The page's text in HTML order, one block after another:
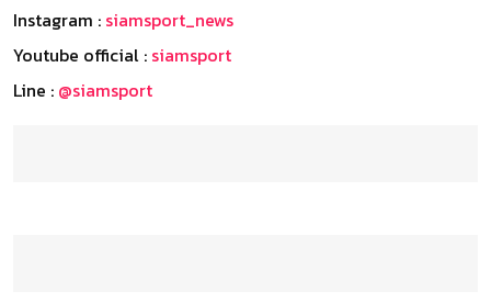
Instagram : siamsport_news
Youtube official : siamsport
Line : @siamsport